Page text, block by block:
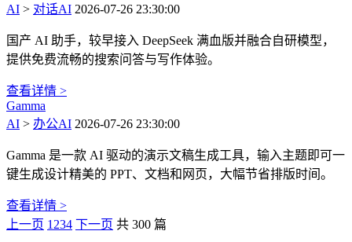
AI > 对话AI 2026-07-26 23:30:00
国产 AI 助手，较早接入 DeepSeek 满血版并融合自研模型，
提供免费流畅的搜索问答与写作体验。
查看详情 >
Gamma
AI > 办公AI 2026-07-26 23:30:00
Gamma 是一款 AI 驱动的演示文稿生成工具，输入主题即可一
键生成设计精美的 PPT、文档和网页，大幅节省排版时间。
查看详情 >
上一页 1 234 下一页 共 300 篇